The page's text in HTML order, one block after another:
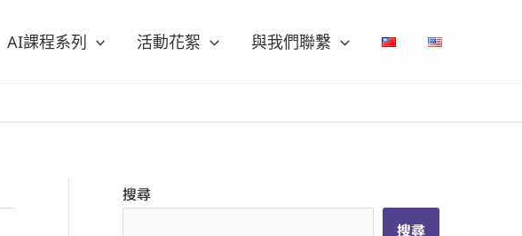
AI課程系列 活動花絮 與我們聯繫
搜尋
搜尋